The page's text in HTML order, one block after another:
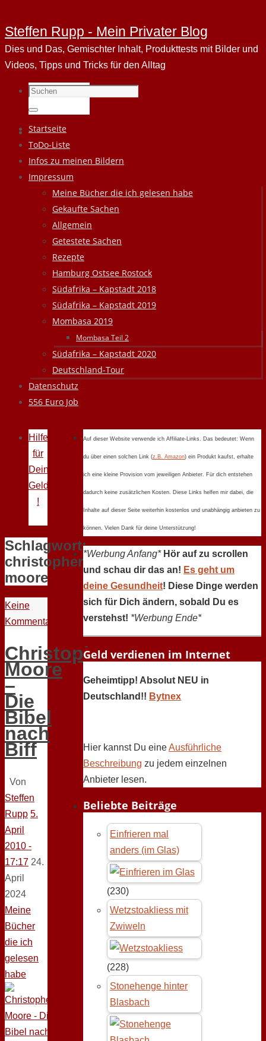
Steffen Rupp - Mein Privater Blog
Dies und Das, Gemischter Inhalt, Produkttests mit Bilder und
Videos, Tipps und Tricks für den Alltag
Suchen
nach:
Suchen
Zum
Inhalt
springen
Startseite
ToDo-Liste
Infos zu meinen Bildern
Impressum
Meine Bücher die ich gelesen habe
Gekaufte Sachen
Allgemein
Getestete Sachen
Rezepte
Hamburg Ostsee Rostock
Südafrika – Kapstadt 2018
Südafrika – Kapstadt 2019
Mombasa 2019
Mombasa Teil 2
Südafrika – Kapstadt 2020
Deutschland-Tour
Datenschutz
556 Euro Job
Hilfe
für
Deine
Geldprobleme
!
Schlagwort:
christopher
moore
Keine
Kommentare
Christopher
Moore
–
Die
Bibel
nach
Biff
Von
Steffen
Rupp 5.
April
2010 -
17:17 24.
April
2024
Meine
Bücher
die ich
gelesen
habe
Auf dieser Website verwende ich Affiliate-Links. Das bedeutet: Wenn
du über einen solchen Link (z.B. Amazon) ein Produkt kaufst, erhalte
ich eine kleine Provision vom jeweiligen Anbieter. Für dich entstehen
dadurch keine zusätzlichen Kosten. Diese Links helfen mir dabei, die
Inhalte auf dieser Seite weiterhin kostenlos und unabhängig anbieten zu
können. Vielen Dank für deine Unterstützung!
*Werbung Anfang* Hör auf zu scrollen
und schau dir das an! Es geht um
deine Gesundheit! Diese Dinge werden
sich für Dich ändern, sobald Du es
verstehst! *Werbung Ende*
Geld verdienen im Internet
Geheimtipp! Absolut NEU in
Deutschland!! Bytnex
Hier kannst Du eineAusführliche
Beschreibung zu jedem einzelnen
Anbieter lesen.
Beliebte Beiträge
Einfrieren mal
anders (im Glas)
(230)
Wetzstoakliess mit
Zwiweln
(228)
Stonehenge hinter
Blasbach